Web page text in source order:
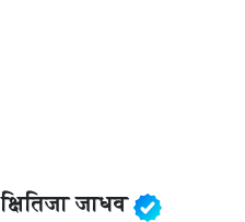
क्षितिजा जाधव